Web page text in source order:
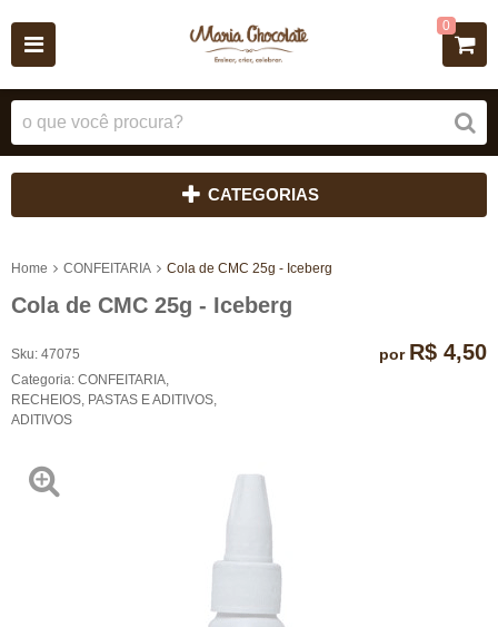
0
CATEGORIAS
Home CONFEITARIA Cola de CMC 25g - Iceberg
Cola de CMC 25g - Iceberg
Sku: 47075
Categoria: CONFEITARIA
RECHEIOS, PASTAS E ADITIVOS
ADITIVOS
por R$ 4,50